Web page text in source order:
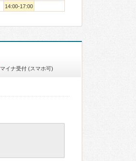
14:00-17:00
マイナ受付 (スマホ可)